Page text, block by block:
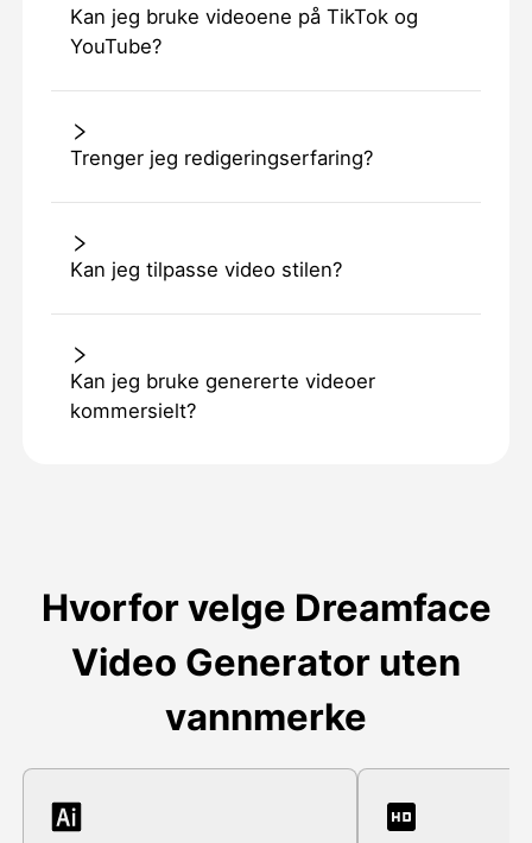
Kan jeg bruke videoene på TikTok og
YouTube?
Trenger jeg redigeringserfaring?
Kan jeg tilpasse video stilen?
Kan jeg bruke genererte videoer
kommersielt?
Hvorfor velge Dreamface
Video Generator uten
vannmerke